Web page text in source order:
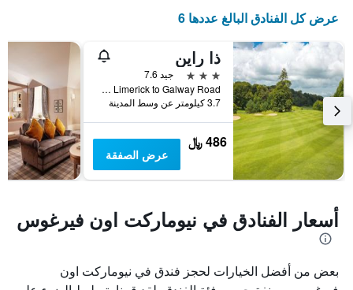
التالي
محور
Y
الذي
يعرض
متوسط
سعر
غرفة
عرض كل الفنادق البالغ عددها 6
ذا راين
3 نجوم
جيد 7.6
N18 Limerick to Galway Road, نيوماركت اون فيرغوس, أيرلندا
3.7 كيلومتر عن وسط المدينة
486 ﷼
عرض الصفقة
أسعار الفنادق في نيوماركت اون فيرغوس
بعض من أفضل الخيارات لحجز فندق في نيوماركت اون